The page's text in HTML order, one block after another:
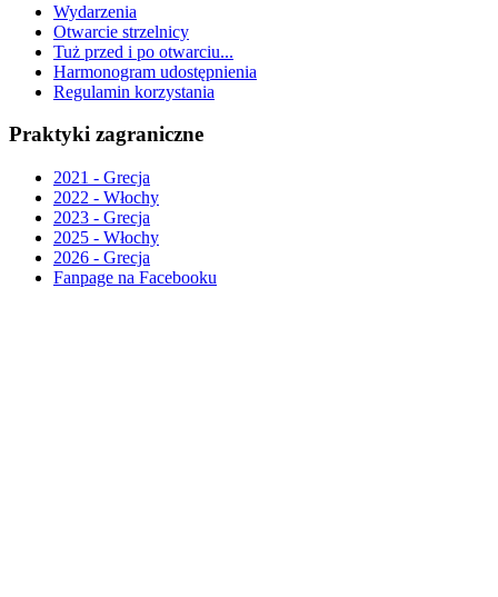
Wydarzenia
Otwarcie strzelnicy
Tuż przed i po otwarciu...
Harmonogram udostępnienia
Regulamin korzystania
Praktyki zagraniczne
2021 - Grecja
2022 - Włochy
2023 - Grecja
2025 - Włochy
2026 - Grecja
Fanpage na Facebooku